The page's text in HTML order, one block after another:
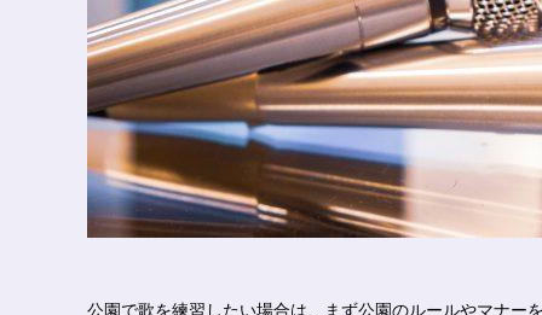
公園で歌を練習したい場合は、まず公園のルールやマナー